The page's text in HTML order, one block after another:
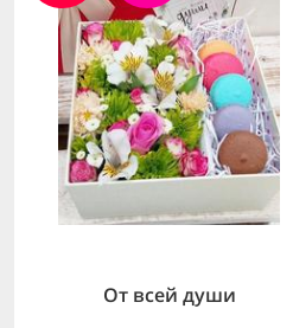
От всей души